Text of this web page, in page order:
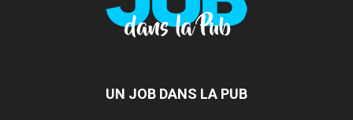
UN JOB DANS LA PUB